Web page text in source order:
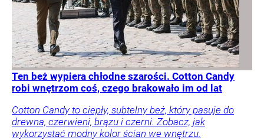
Ten beż wypiera chłodne szarości. Cotton Candy
robi wnętrzom coś, czego brakowało im od lat
Cotton Candy to ciepły, subtelny beż, który pasuje do
drewna, czerwieni, brązu i czerni. Zobacz, jak
wykorzystać modny kolor ścian we wnętrzu.